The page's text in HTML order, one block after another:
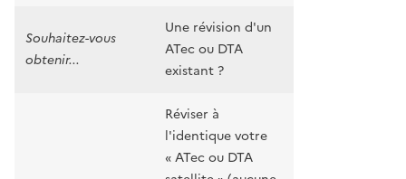
Souhaitez-vous
obtenir...
Une révision d'un
ATec ou DTA
existant ?
Réviser à
l'identique votre
« ATec ou DTA